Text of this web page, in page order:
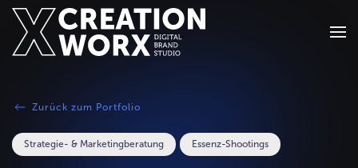
Zum Hauptinhalt springen
Zurück zum Portfolio
Strategie- & Marketingberatung Essenz-Shootings